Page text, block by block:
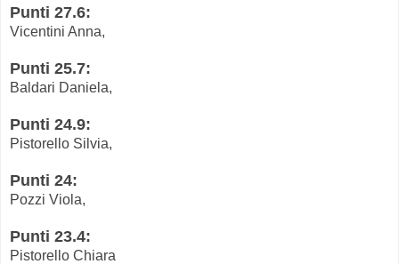
Punti 27.6:
Vicentini Anna,
Punti 25.7:
Baldari Daniela,
Punti 24.9:
Pistorello Silvia,
Punti 24:
Pozzi Viola,
Punti 23.4:
Pistorello Chiara